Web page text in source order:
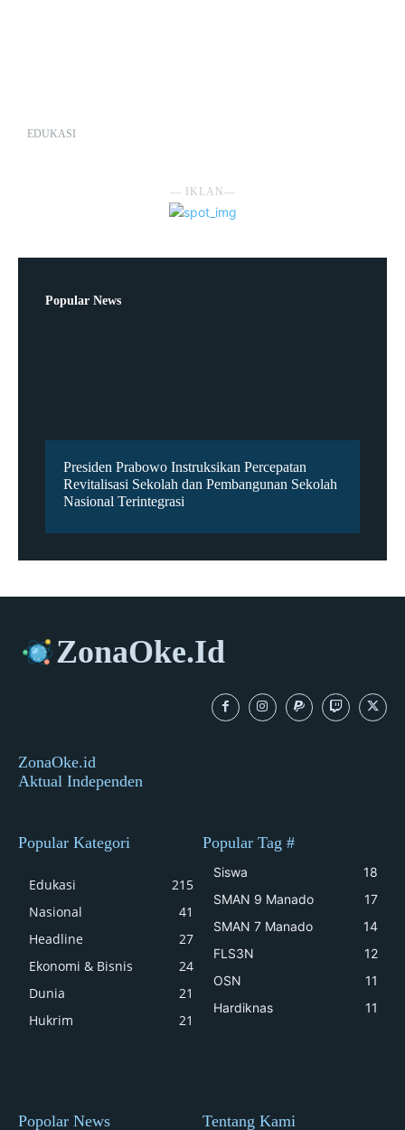
EDUKASI
― IKLAN―
Popular News
Presiden Prabowo Instruksikan Percepatan
Revitalisasi Sekolah dan Pembangunan Sekolah
Nasional Terintegrasi
ZonaOke.Id
ZonaOke.id
Aktual Independen
Popular Kategori
Edukasi
215
Nasional
41
Headline
27
Ekonomi & Bisnis
24
Dunia
21
Hukrim
21
Popular Tag #
Siswa
18
SMAN 9 Manado
17
SMAN 7 Manado
14
FLS3N
12
OSN
11
Hardiknas
11
Popolar News Tentang Kami